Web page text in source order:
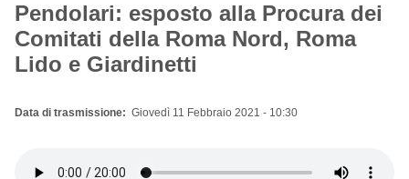
Pendolari: esposto alla Procura dei
Comitati della Roma Nord, Roma
Lido e Giardinetti
Data di trasmissione Giovedì 11 Febbraio 2021 - 10:30